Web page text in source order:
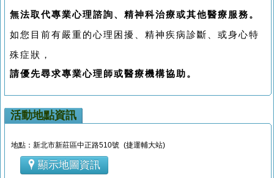
無法取代專業心理諮詢、精神科治療或其他醫療服務。
如您目前有嚴重的心理困擾、精神疾病診斷、或身心特
殊症狀，
請優先尋求專業心理師或醫療機構協助。
活動地點資訊
地點：新北市新莊區中正路510號 (捷運輔大站)
顯示地圖資訊